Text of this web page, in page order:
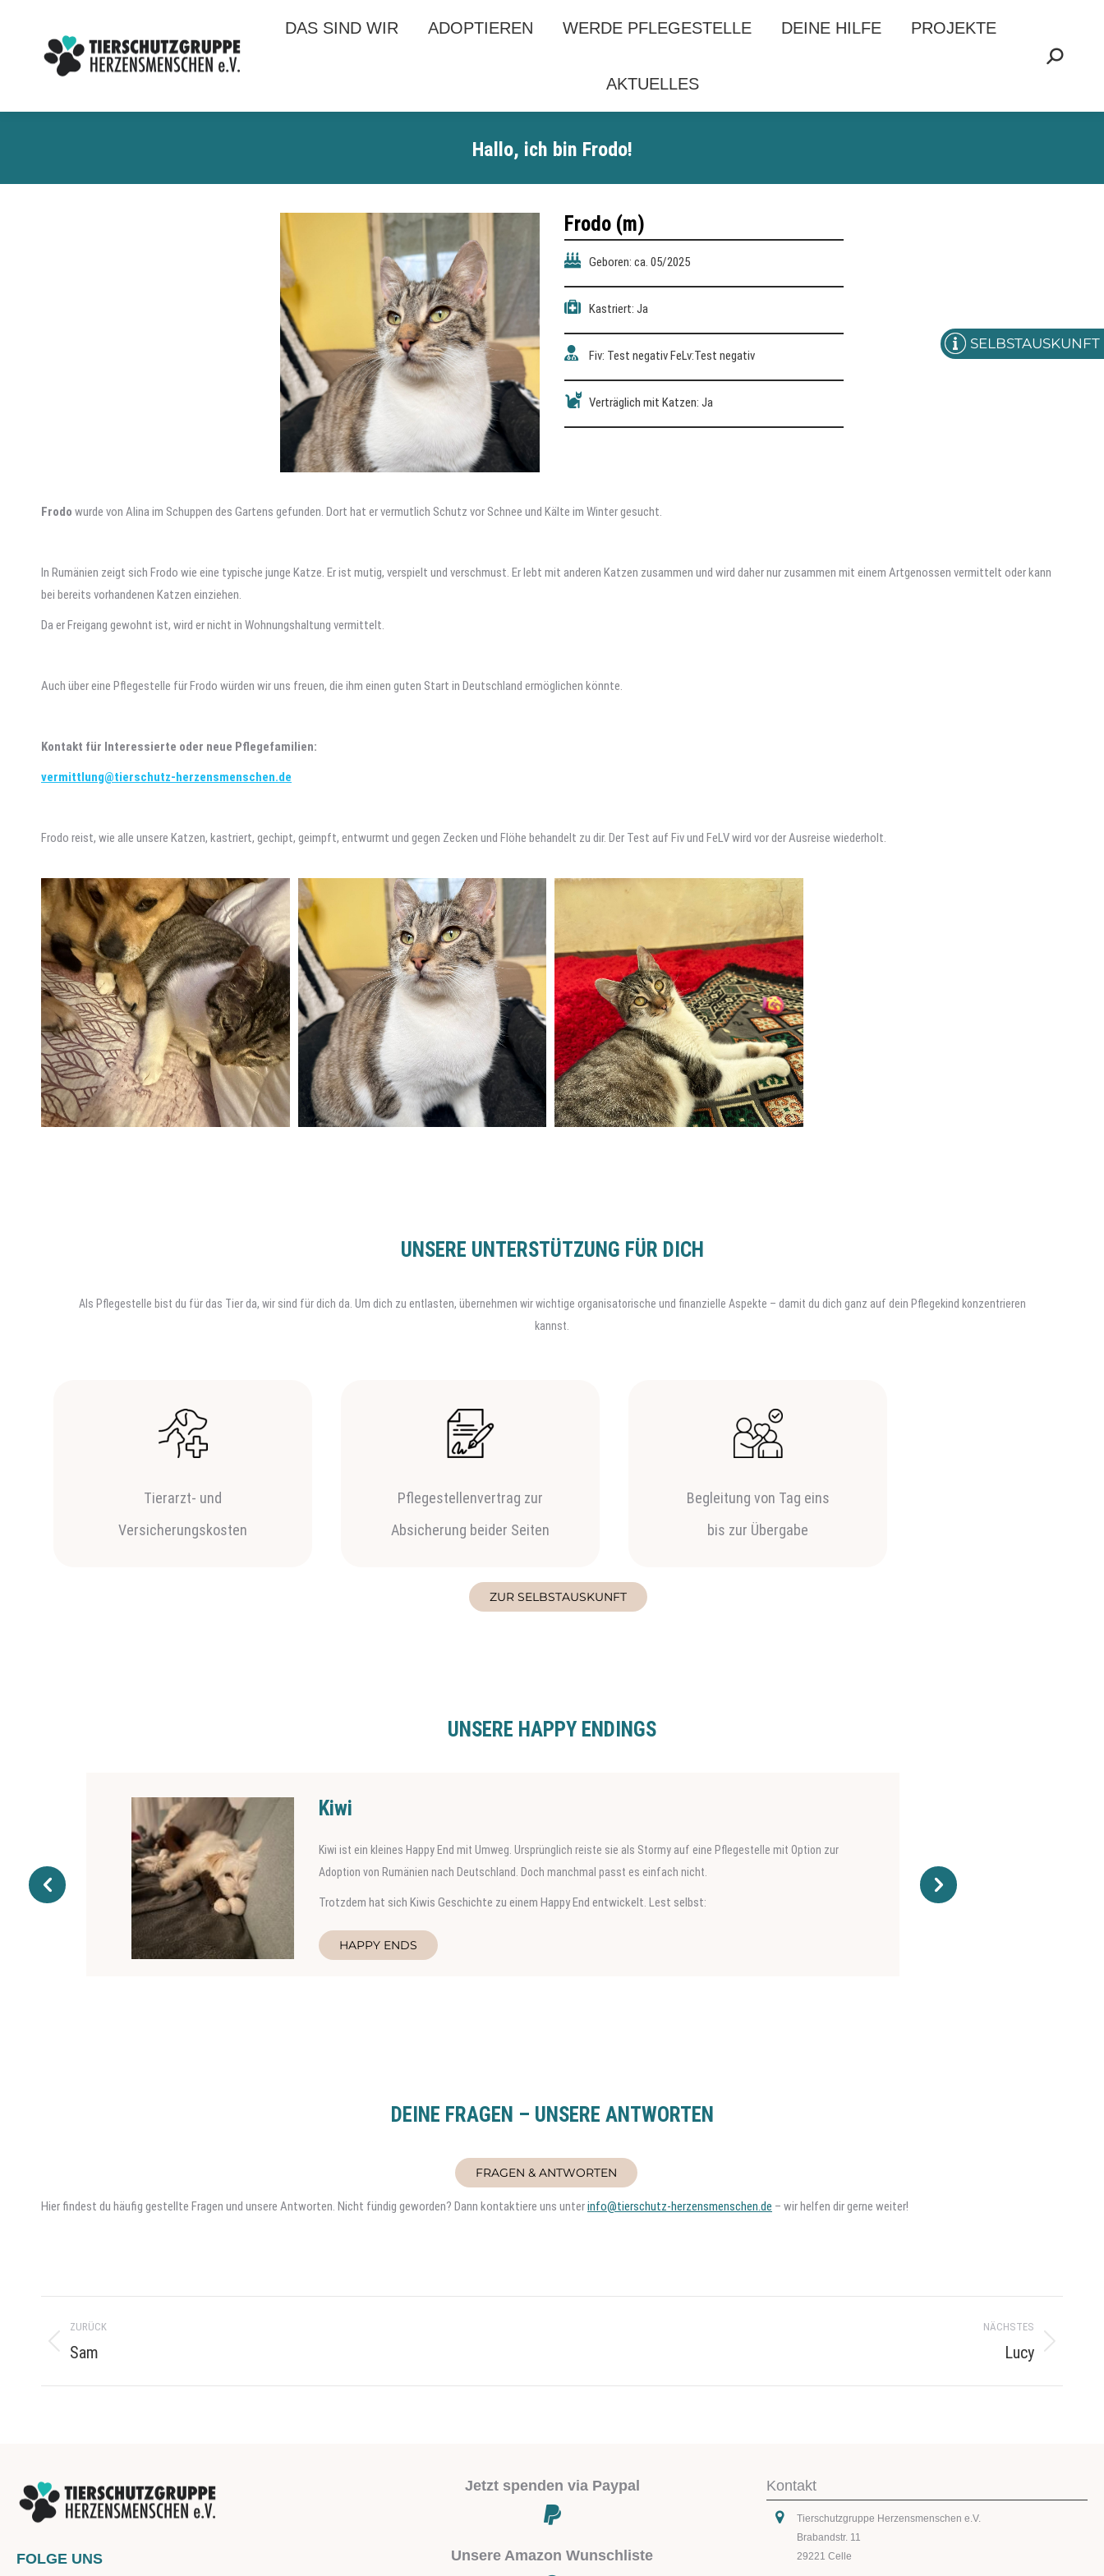
DAS SIND WIR ADOPTIEREN WERDE PFLEGESTELLE DEINE HILFE PROJEKTE
AKTUELLES
Search:
Hallo, ich bin Frodo!
Frodo (m)
Geboren: ca. 05/2025
Kastriert: Ja
Fiv: Test negativ FeLv:Test negativ
Verträglich mit Katzen: Ja
Frodo wurde von Alina im Schuppen des Gartens gefunden. Dort hat er vermutlich Schutz vor Schnee und Kälte im Winter gesucht.
In Rumänien zeigt sich Frodo wie eine typische junge Katze. Er ist mutig, verspielt und verschmust. Er lebt mit anderen Katzen zusammen und wird daher nur zusammen mit einem Artgenossen vermittelt oder kann
bei bereits vorhandenen Katzen einziehen.
Da er Freigang gewohnt ist, wird er nicht in Wohnungshaltung vermittelt.
Auch über eine Pflegestelle für Frodo würden wir uns freuen, die ihm einen guten Start in Deutschland ermöglichen könnte.
Kontakt für Interessierte oder neue Pflegefamilien:
vermittlung@tierschutz-herzensmenschen.de
Frodo reist, wie alle unsere Katzen, kastriert, gechipt, geimpft, entwurmt und gegen Zecken und Flöhe behandelt zu dir. Der Test auf Fiv und FeLV wird vor der Ausreise wiederholt.
UNSERE UNTERSTÜTZUNG FÜR DICH
Als Pflegestelle bist du für das Tier da, wir sind für dich da. Um dich zu entlasten, übernehmen wir wichtige organisatorische und finanzielle Aspekte – damit du dich ganz auf dein Pflegekind konzentrieren
kannst.
Tierarzt- und
Versicherungskosten
Pflegestellenvertrag zur
Absicherung beider Seiten
Begleitung von Tag eins
bis zur Übergabe
ZUR SELBSTAUSKUNFT
UNSERE HAPPY ENDINGS
Werner
Der Kater Werner wurde von Dragos auf der Straße gefunden und in Sicherheit gebracht. Zeitnah durfte er dann
schon nach Deutschland reisen und Teil einer Familie werden.
Wie Werner sich eingefunden hat könnt ihr hier lesen:
HAPPY ENDS
DEINE FRAGEN – UNSERE ANTWORTEN
FRAGEN & ANTWORTEN
Hier findest du häufig gestellte Fragen und unsere Antworten. Nicht fündig geworden? Dann kontaktiere uns unterinfo@tierschutz-herzensmenschen.de – wir helfen dir gerne weiter!
Project
navigation
ZURÜCK
Previous
Sam
NÄCHSTES
Lucy
SELBSTAUSKUNFT
FOLGE UNS
Jetzt spenden via Paypal
Unsere Amazon Wunschliste
Kontakt
Tierschutzgruppe Herzensmenschen e.V.
Brabandstr. 11
29221 Celle
DAS SIND WIR ADOPTIEREN WERDE PFLEGESTELLE DEINE HILFE PROJEKTE
AKTUELLES
Search: